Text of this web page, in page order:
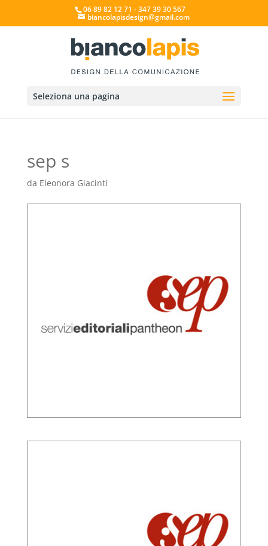
06 89 82 12 71 - 347 39 30 567
biancolapisdesign@gmail.com
Seleziona una pagina
sep s
da Eleonora Giacinti